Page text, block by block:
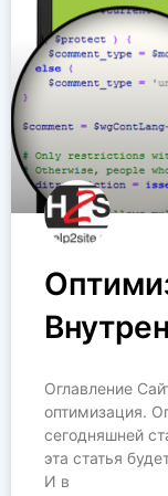
Оглавление
оптимизация.
сегодняшней
эта статья
И в